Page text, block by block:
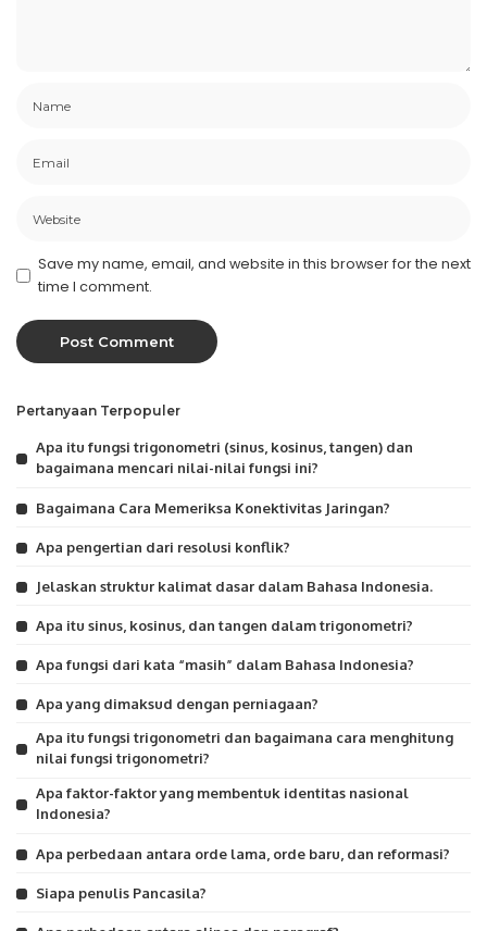
Save my name, email, and website in this browser for the next
time I comment.
Pertanyaan Terpopuler
Apa itu fungsi trigonometri (sinus, kosinus, tangen) dan
bagaimana mencari nilai-nilai fungsi ini?
Bagaimana Cara Memeriksa Konektivitas Jaringan?
Apa pengertian dari resolusi konflik?
Jelaskan struktur kalimat dasar dalam Bahasa Indonesia.
Apa itu sinus, kosinus, dan tangen dalam trigonometri?
Apa fungsi dari kata “masih” dalam Bahasa Indonesia?
Apa yang dimaksud dengan perniagaan?
Apa itu fungsi trigonometri dan bagaimana cara menghitung
nilai fungsi trigonometri?
Apa faktor-faktor yang membentuk identitas nasional
Indonesia?
Apa perbedaan antara orde lama, orde baru, dan reformasi?
Siapa penulis Pancasila?